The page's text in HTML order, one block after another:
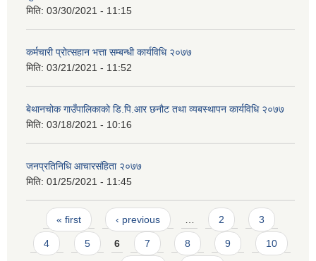
मिति: 03/30/2021 - 11:15
कर्मचारी प्रोत्सहान भत्ता सम्बन्धी कार्यविधि २०७७
मिति: 03/21/2021 - 11:52
बेथानचोक गाउँपालिकाको डि.पि.आर छनौट तथा व्यबस्थापन कार्यविधि २०७७
मिति: 03/18/2021 - 10:16
जनप्रतिनिधि आचारसंहिता २०७७
मिति: 01/25/2021 - 11:45
Pages
« first ‹ previous … 2 3
4 5 6 7 8 9 10